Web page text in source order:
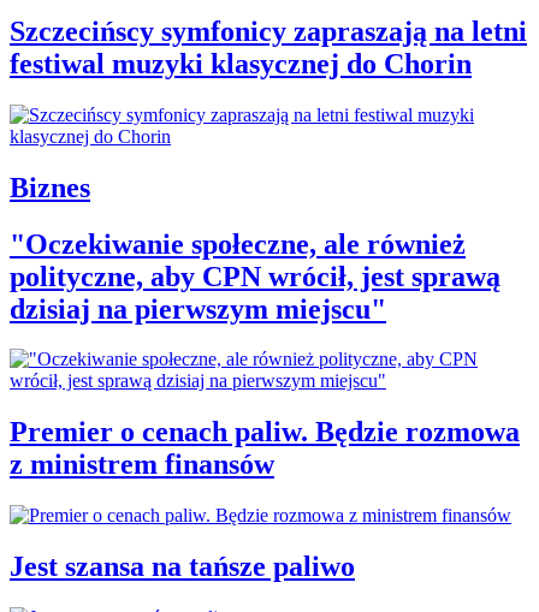
Szczecińscy symfonicy zapraszają na letni
festiwal muzyki klasycznej do Chorin
Biznes
"Oczekiwanie społeczne, ale również
polityczne, aby CPN wrócił, jest sprawą
dzisiaj na pierwszym miejscu"
Premier o cenach paliw. Będzie rozmowa
z ministrem finansów
Jest szansa na tańsze paliwo